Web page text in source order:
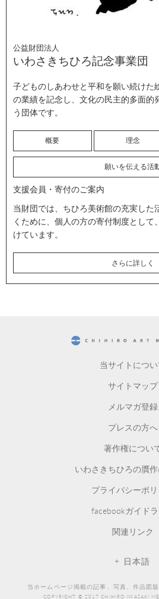
公益財団法人
いわさきちひろ記念事業団
子どものしあわせと平和を願い続けた
の業績を記念し、文化の民主的多面的
う団体です。
概要 理念
願いを伝える活
支援会員・寄付のご案内
当財団では、ちひろ美術館の充実した
くために、個人の方の寄付制度として
けています。
さらに詳しく
当サイトについ
サイトマップ
メルマガ登録
プレスの方へ
著作権につい
いわさきちひろの贋
プライバシーポ
facebookガイド
関連リンク
日本語
当ホームページ掲載の記事、写真、作品図
COPYRIGHT © 2017 CHIHIRO IWASAKI